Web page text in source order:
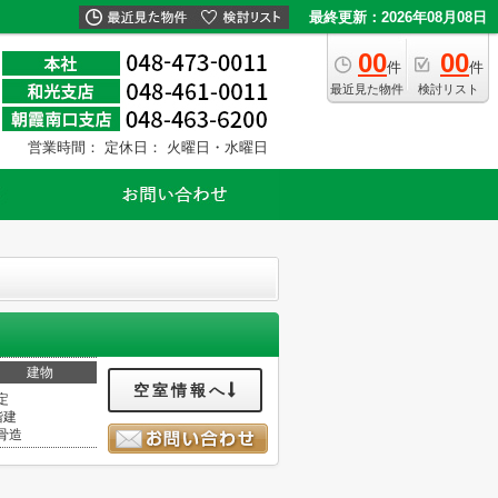
最終更新：2026年08月08日
00件
最近見た物件
00件
検討リスト
営業時間： 定休日： 火曜日・水曜日
建物
建
造
空室情報へ